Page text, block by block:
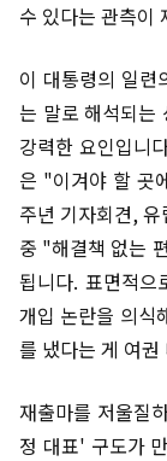
수 있다는 관측이
이 대통령의 일련
는 말로 해석되는
강력한 요인입니
은 "이겨야 할 곳
주년 기자회견,
중 "해결책 없는
됩니다. 표면적
개입 논란을 의식
를 냈다는 게 여
재출마를 저울질
정 대표' 구도가